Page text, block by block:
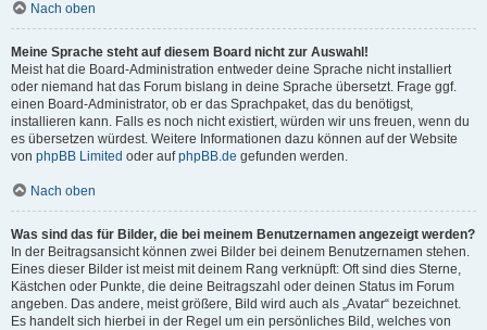
Nach oben
Meine Sprache steht auf diesem Board nicht zur Auswahl!
Meist hat die Board-Administration entweder deine Sprache nicht installiert
oder niemand hat das Forum bislang in deine Sprache übersetzt. Frage ggf.
einen Board-Administrator, ob er das Sprachpaket, das du benötigst,
installieren kann. Falls es noch nicht existiert, würden wir uns freuen, wenn du
es übersetzen würdest. Weitere Informationen dazu können auf der Website
von phpBB Limited oder aufphpBB.de gefunden werden.
Nach oben
Was sind das für Bilder, die bei meinem Benutzernamen angezeigt werden?
In der Beitragsansicht können zwei Bilder bei deinem Benutzernamen stehen.
Eines dieser Bilder ist meist mit deinem Rang verknüpft: Oft sind dies Sterne,
Kästchen oder Punkte, die deine Beitragszahl oder deinen Status im Forum
angeben. Das andere, meist größere, Bild wird auch als „Avatar“ bezeichnet.
Es handelt sich hierbei in der Regel um ein persönliches Bild, welches von